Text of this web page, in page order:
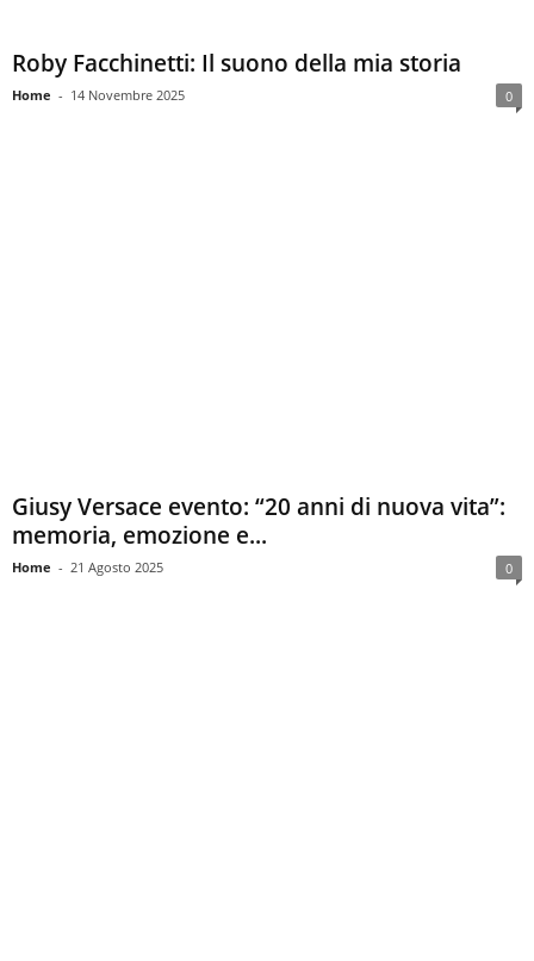
Roby Facchinetti: Il suono della mia storia
Home - 14 Novembre 2025 0
Giusy Versace evento: “20 anni di nuova vita”:
memoria, emozione e...
Home - 21 Agosto 2025 0